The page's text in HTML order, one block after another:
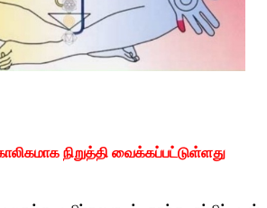
நிறுத்தி வைக்கப்பட்டுள்ளது